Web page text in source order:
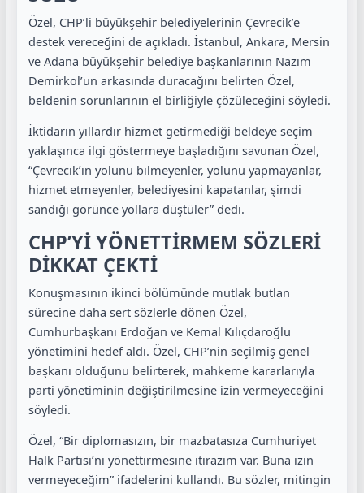
Özel, CHP’li büyükşehir belediyelerinin Çevrecik’e
destek vereceğini de açıkladı. İstanbul, Ankara, Mersin
ve Adana büyükşehir belediye başkanlarının Nazım
Demirkol’un arkasında duracağını belirten Özel,
beldenin sorunlarının el birliğiyle çözüleceğini söyledi.
İktidarın yıllardır hizmet getirmediği beldeye seçim
yaklaşınca ilgi göstermeye başladığını savunan Özel,
“Çevrecik’in yolunu bilmeyenler, yolunu yapmayanlar,
hizmet etmeyenler, belediyesini kapatanlar, şimdi
sandığı görünce yollara düştüler” dedi.
CHP’Yİ YÖNETTİRMEM SÖZLERİ
DİKKAT ÇEKTİ
Konuşmasının ikinci bölümünde mutlak butlan
sürecine daha sert sözlerle dönen Özel,
Cumhurbaşkanı Erdoğan ve Kemal Kılıçdaroğlu
yönetimini hedef aldı. Özel, CHP’nin seçilmiş genel
başkanı olduğunu belirterek, mahkeme kararlarıyla
parti yönetiminin değiştirilmesine izin vermeyeceğini
söyledi.
Özel, “Bir diplomasızın, bir mazbatasıza Cumhuriyet
Halk Partisi’ni yönettirmesine itirazım var. Buna izin
vermeyeceğim” ifadelerini kullandı. Bu sözler, mitingin